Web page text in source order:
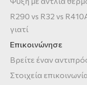
R290 vs R32 vs
γιατί
Επικοινώνησε
Βρείτε έναν
Στοιχεία